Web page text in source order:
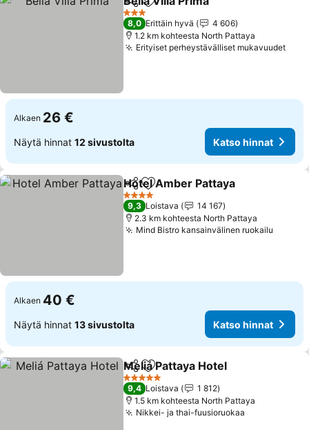
Jaa Lisää suosikkeihin
3 Tähtiluokitus
8,0 Erittäin hyvä
4 606
1.2 km kohteesta North Pattaya
Erityiset perheystävälliset mukavuudet
Alkaen 26 €
Näytä hinnat 12 sivustolta Katso hinnat
Jaa Lisää suosikkeihin
Hotel Amber Pattaya
4 Tähtiluokitus
9,3 Loistava
14 167
2.3 km kohteesta North Pattaya
Mind Bistro kansainvälinen ruokailu
Alkaen 40 €
Näytä hinnat 13 sivustolta Katso hinnat
Jaa Lisää suosikkeihin
Meliá Pattaya Hotel
5 Tähtiluokitus
9,4 Loistava
1 812
1.5 km kohteesta North Pattaya
Nikkei- ja thai-fuusioruokaa